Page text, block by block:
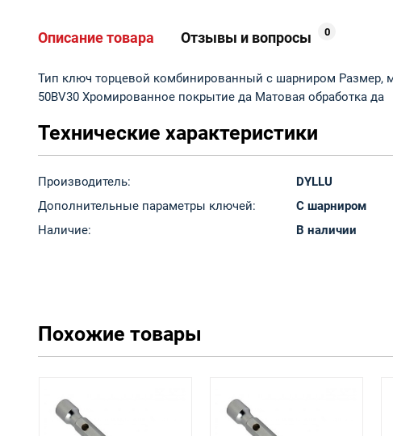
Описание товара Отзывы и вопросы 0
Тип ключ торцевой комбинированный с шарниром Размер,
50BV30 Хромированное покрытие да Матовая обработка да
Технические характеристики
Производитель:
DYLLU
Дополнительные параметры ключей:
С шарниром
Наличие:
В наличии
Похожие товары